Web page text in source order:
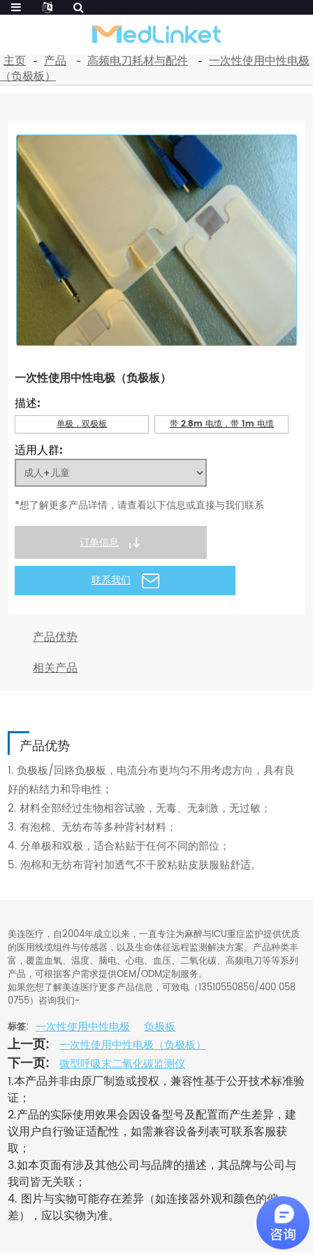
主页 产品 高频电刀耗材与配件
一次性使用中性电极
（负极板）
一次性使用中性电极（负极板）
描述:
单极，双极板 带 2.8m 电缆，带 1m 电缆
适用人群:
*想了解更多产品详情，请查看以下信息或直接与我们联系
订单信息
联系我们
产品优势
相关产品
产品优势
1. 负极板/回路负极板，电流分布更均匀不用考虑方向，具有良
好的粘结力和导电性；
2. 材料全部经过生物相容试验，无毒、无刺激，无过敏；
3. 有泡棉、无纺布等多种背衬材料；
4. 分单极和双极，适合粘贴于任何不同的部位；
5. 泡棉和无纺布背衬加透气不干胶粘贴皮肤服贴舒适。
美连医疗，自2004年成立以来，一直专注为麻醉与ICU重症监护提供优质
的医用线缆组件与传感器，以及生命体征远程监测解决方案。产品种类丰
富，覆盖血氧、温度、脑电、心电、血压、二氧化碳、高频电刀等等系列
产品，可根据客户需求提供OEM/ODM定制服务。
如果您想了解美连医疗更多产品信息，可致电（13510550856/400 058
0755）咨询我们~
标签: 一次性使用中性电极 负极板
上一页: 一次性使用中性电极（负极板）
下一页: 微型呼吸末二氧化碳监测仪
1.本产品并非由原厂制造或授权，兼容性基于公开技术标准验
证；
2.产品的实际使用效果会因设备型号及配置而产生差异，建
议用户自行验证适配性，如需兼容设备列表可联系客服获
取；
3.如本页面有涉及其他公司与品牌的描述，其品牌与公司与
我司皆无关联；
4. 图片与实物可能存在差异（如连接器外观和颜色的偏
差），应以实物为准。